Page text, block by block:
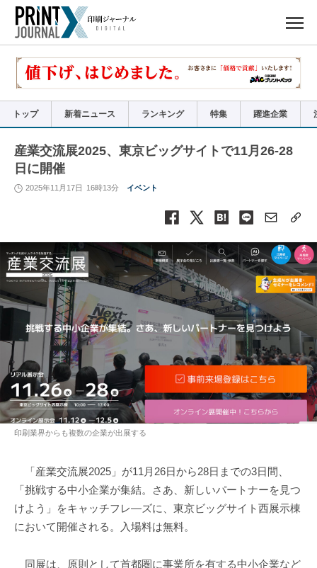
で
リ
トップ 新着ニュース ランキング 特集 躍進企業
産業交流展2025、東京ビッグサイトで11月26-28
日に開催
2025年11月17日 16時13分 イベント
印刷業界からも複数の企業が出展する
「産業交流展2025」が11月26日から28日までの3日間、
「挑戦する中小企業が集結。さあ、新しいパートナーを見つ
けよう」をキャッチフレ―ズに、東京ビッグサイト西展示棟
において開催される。入場料は無料。
同展は、原則として首都圏に事業所を有する中小企業など